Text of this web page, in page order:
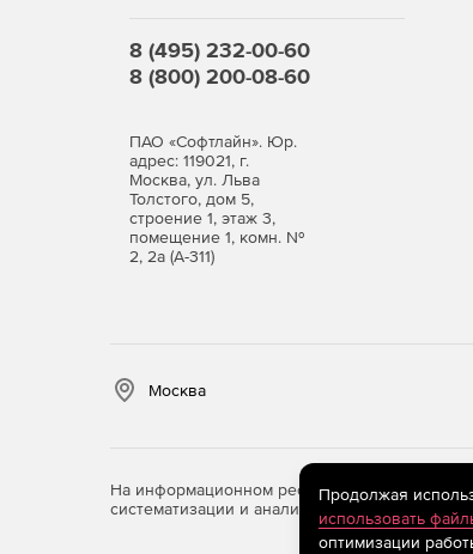
8 (495) 232-00-60
8 (800) 200-08-60
ПАО «Софтлайн». Юр.
адрес: 119021, г.
Москва, ул. Льва
Толстого, дом 5,
строение 1, этаж 3,
помещение 1, комн. №
2, 2а (А-311)
Москва
На информационном ресурсе store.softline.ru
систематизации и анализа сведений,
Продолжая
использовать
оптимизации